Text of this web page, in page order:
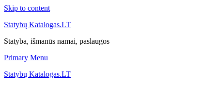
Skip to content
Statybų Katalogas.LT
Statyba, išmanūs namai, paslaugos
Primary Menu
Statybų Katalogas.LT